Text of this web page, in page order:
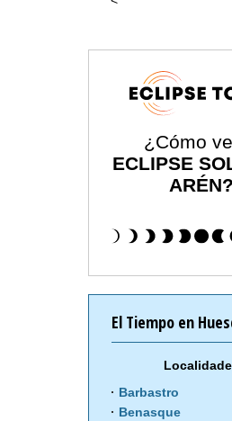
¿Cómo
ECLIPSE
ARÉN?
El Tiempo en
Barbastro
Benasque